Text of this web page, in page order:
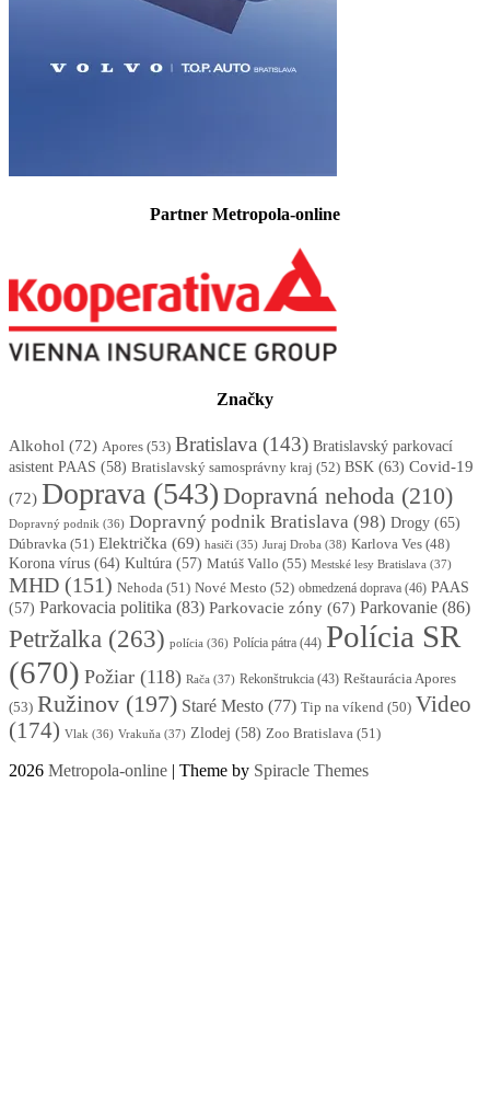
Partner Metropola-online
Značky
Alkohol (72) Apores (53) Bratislava (143) Bratislavský parkovací
asistent PAAS (58) Bratislavský samosprávny kraj (52) BSK (63) Covid-19
(72) Doprava (543) Dopravná nehoda (210)
Dopravný podnik (36) Dopravný podnik Bratislava (98) Drogy (65)
Dúbravka (51) Električka (69) hasiči (35) Juraj Droba (38) Karlova Ves (48)
Korona vírus (64) Kultúra (57) Matúš Vallo (55) Mestské lesy Bratislava (37)
MHD (151) Nehoda (51) Nové Mesto (52) obmedzená doprava (46) PAAS
(57) Parkovacia politika (83) Parkovacie zóny (67) Parkovanie (86)
Petržalka (263) polícia (36) Polícia pátra (44) Polícia SR
(670) Požiar (118) Rača (37) Rekonštrukcia (43) Reštaurácia Apores
(53) Ružinov (197) Staré Mesto (77) Tip na víkend (50) Video
(174) Vlak (36) Vrakuňa (37) Zlodej (58) Zoo Bratislava (51)
2026 Metropola-online | Theme by Spiracle Themes